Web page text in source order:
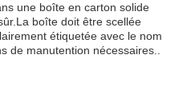
une boîte en carton solide
boîte doit être scellée
étiquetée avec le nom
de manutention nécessaires..